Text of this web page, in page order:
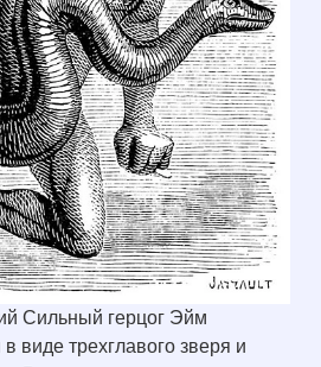
Сильный герцог Эйм
виде трехглавого зверя и